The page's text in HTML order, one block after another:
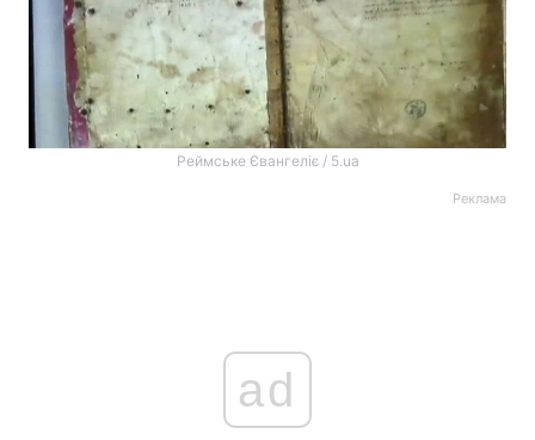
Реймське Євангеліє / 5.ua
Реклама
ad